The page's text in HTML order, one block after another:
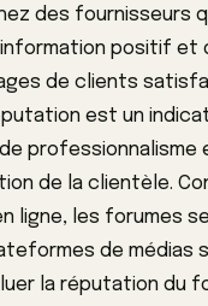
des fournisseurs
positif et
de clients
est un
professionnalisme
de la clientèle.
ligne, les forumes
de médias
la réputation du